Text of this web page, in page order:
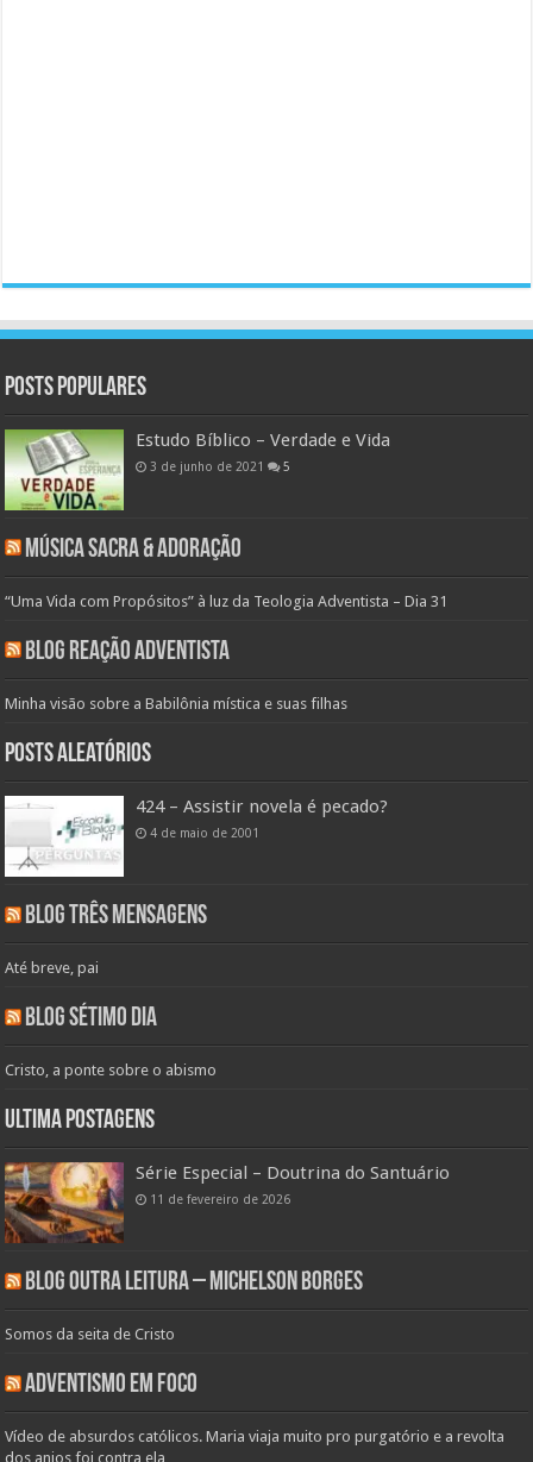
Posts populares
Estudo Bíblico – Verdade e Vida
3 de junho de 2021 5
Música Sacra & Adoração
“Uma Vida com Propósitos” à luz da Teologia Adventista – Dia 31
Blog Reação Adventista
Minha visão sobre a Babilônia mística e suas filhas
Posts aleatórios
424 – Assistir novela é pecado?
4 de maio de 2001
Blog Três Mensagens
Até breve, pai
Blog Sétimo Dia
Cristo, a ponte sobre o abismo
Ultima Postagens
Série Especial – Doutrina do Santuário
11 de fevereiro de 2026
Blog Outra Leitura – Michelson Borges
Somos da seita de Cristo
Adventismo em Foco
Vídeo de absurdos católicos. Maria viaja muito pro purgatório e a revolta
dos anjos foi contra ela